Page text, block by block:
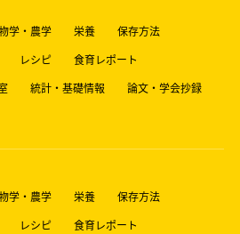
学・農学 栄養
保存方法
レシピ
食育レポート
統計・基礎情報
論文・学会抄録
学・農学 栄養
保存方法
レシピ
食育レポート